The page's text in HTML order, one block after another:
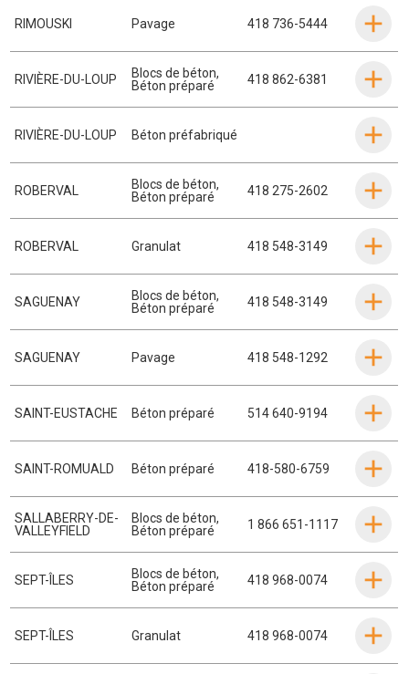
RIMOUSKI Pavage 418 736-5444
RIVIÈRE-DU-LOUP Blocs de béton,
Béton préparé
418 862-6381
RIVIÈRE-DU-LOUP Béton préfabriqué
ROBERVAL Blocs de béton,
Béton préparé
418 275-2602
ROBERVAL Granulat 418 548-3149
SAGUENAY Blocs de béton,
Béton préparé
418 548-3149
SAGUENAY Pavage 418 548-1292
SAINT-EUSTACHE Béton préparé 514 640-9194
SAINT-ROMUALD Béton préparé 418-580-6759
SALLABERRY-DE-
VALLEYFIELD
Blocs de béton,
Béton préparé
1 866 651-1117
SEPT-ÎLES Blocs de béton,
Béton préparé
418 968-0074
SEPT-ÎLES Granulat 418 968-0074